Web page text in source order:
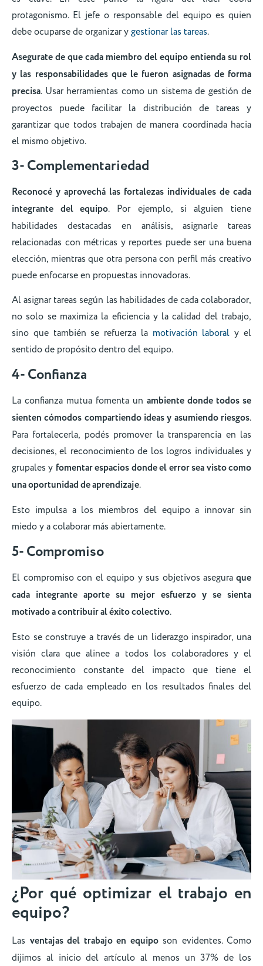
protagonismo. El jefe o responsable del equipo es quien
debe ocuparse de organizar ygestionar las tareas.
Asegurate de que cada miembro del equipo entienda su rol
y las responsabilidades que le fueron asignadas de forma
precisa. Usar herramientas como un sistema de gestión de
proyectos puede facilitar la distribución de tareas y
garantizar que todos trabajen de manera coordinada hacia
el mismo objetivo.
3- Complementariedad
Reconocé y aprovechá las fortalezas individuales de cada
integrante del equipo. Por ejemplo, si alguien tiene
habilidades destacadas en análisis, asignarle tareas
relacionadas con métricas y reportes puede ser una buena
elección, mientras que otra persona con perfil más creativo
puede enfocarse en propuestas innovadoras.
Al asignar tareas según las habilidades de cada colaborador,
no solo se maximiza la eficiencia y la calidad del trabajo,
sino que también se refuerza la motivación laboral y el
sentido de propósito dentro del equipo.
4- Confianza
La confianza mutua fomenta un ambiente donde todos se
sienten cómodos compartiendo ideas y asumiendo riesgos.
Para fortalecerla, podés promover la transparencia en las
decisiones, el reconocimiento de los logros individuales y
grupales y fomentar espacios donde el error sea visto como
una oportunidad de aprendizaje.
Esto impulsa a los miembros del equipo a innovar sin
miedo y a colaborar más abiertamente.
5- Compromiso
El compromiso con el equipo y sus objetivos asegura que
cada integrante aporte su mejor esfuerzo y se sienta
motivado a contribuir al éxito colectivo.
Esto se construye a través de un liderazgo inspirador, una
visión clara que alinee a todos los colaboradores y el
reconocimiento constante del impacto que tiene el
esfuerzo de cada empleado en los resultados finales del
equipo.
¿Por qué optimizar el trabajo en
equipo?
Las ventajas del trabajo en equiposon evidentes. Como
dijimos al inicio del artículo al menos un 37% de los